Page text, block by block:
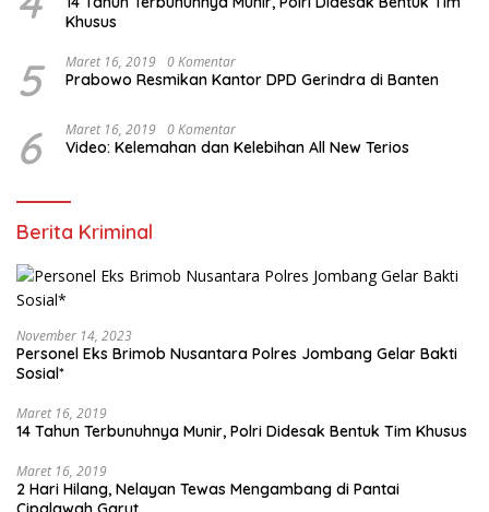
Khusus
5 Maret 16, 2019 0 Komentar
Prabowo Resmikan Kantor DPD Gerindra di Banten
6 Maret 16, 2019 0 Komentar
Video: Kelemahan dan Kelebihan All New Terios
Berita Kriminal
November 14, 2023
Personel Eks Brimob Nusantara Polres Jombang Gelar Bakti
Sosial*
Maret 16, 2019
14 Tahun Terbunuhnya Munir, Polri Didesak Bentuk Tim Khusus
Maret 16, 2019
2 Hari Hilang, Nelayan Tewas Mengambang di Pantai